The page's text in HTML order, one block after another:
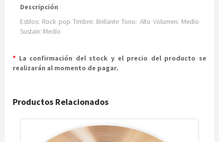
Descripción
Estilos: Rock pop Timbre: Brillante Tono: Alto Volumen: Medio
Sustain: Medio
* La confirmación del stock y el precio del producto se
realizarán al momento de pagar.
Productos Relacionados